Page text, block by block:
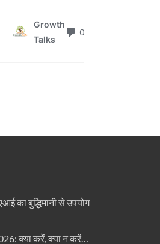
का बुद्धिमानी से उपयोग
क्या करें, क्या न करें…